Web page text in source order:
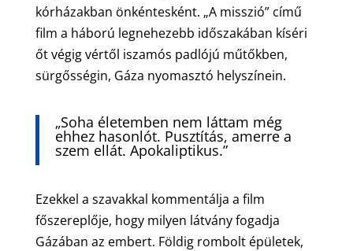
kórházakban önkéntesként. „A misszió” című
film a háború legnehezebb időszakában kíséri
őt végig vértől iszamós padlójú műtőkben,
sürgősségin, Gáza nyomasztó helyszínein.
„Soha életemben nem láttam még
ehhez hasonlót. Pusztítás, amerre a
szem ellát. Apokaliptikus.”
Ezekkel a szavakkal kommentálja a film
főszereplője, hogy milyen látvány fogadja
Gázában az embert. Földig rombolt épületek,